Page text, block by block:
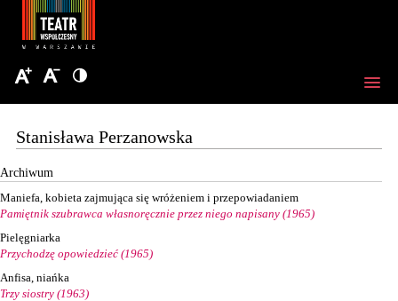
Stanisława Perzanowska
Archiwum
Maniefa, kobieta zajmująca się wróżeniem i przepowiadaniem
Pamiętnik szubrawca własnoręcznie przez niego napisany (1965)
Pielęgniarka
Przychodzę opowiedzieć (1965)
Anfisa, niańka
Trzy siostry (1963)